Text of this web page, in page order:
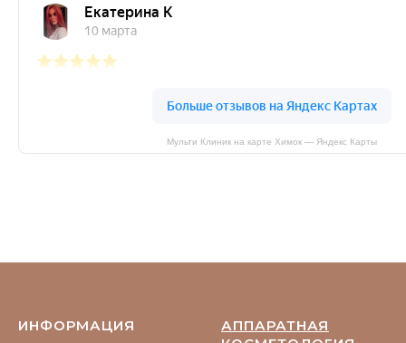
Мульти Клиник на карте Химок — Яндекс Карты
ИНФОРМАЦИЯ
АППАРАТНАЯ